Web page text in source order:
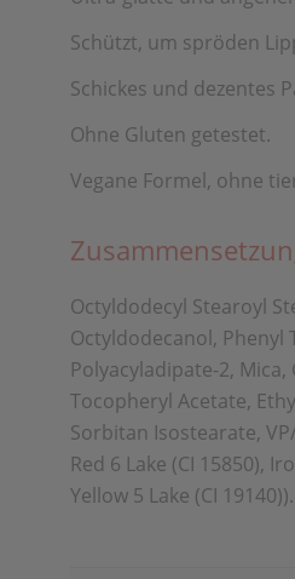
Schützt, um spröden
Schickes und dezentes
Ohne Gluten getestet.
Vegane Formel, ohne
Octyldodecyl Stearoyl
Octyldodecanol, Phenyl
Polyacyladipate-2,
Tocopheryl Acetate,
Sorbitan Isostearate,
Red 6 Lake (CI 15850),
Yellow 5 Lake (CI 19140)).